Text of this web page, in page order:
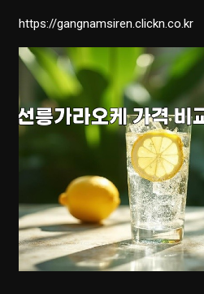
https://gangnamsiren.clickn.co.kr